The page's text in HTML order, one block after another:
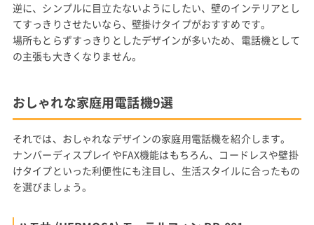
逆に、シンプルに目立たないようにしたい、壁のインテリアとし
てすっきりさせたいなら、壁掛けタイプがおすすめです。
場所もとらずすっきりとしたデザインが多いため、電話機として
の主張も大きくなりません。
おしゃれな家庭用電話機9選
それでは、おしゃれなデザインの家庭用電話機を紹介します。
ナンバーディスプレイやFAX機能はもちろん、コードレスや壁掛
けタイプといった利便性にも注目し、生活スタイルに合ったもの
を選びましょう。